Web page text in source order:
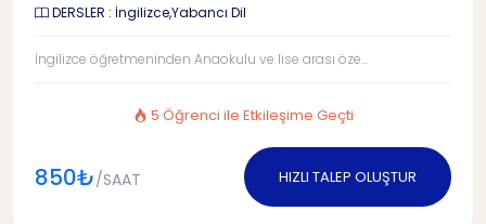
DERSLER : İngilizce,Yabancı Dil
İngilizce öğretmeninden Anaokulu ve lise arası öze...
5 Öğrenci ile Etkileşime Geçti
850₺/SAAT HIZLI TALEP OLUŞTUR